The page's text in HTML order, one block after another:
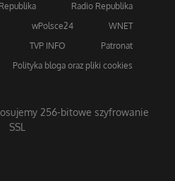
Radio Republika
wPolsce24
WNET
TVP INFO
Patronat
Polityka bloga oraz pliki cookies
256-bitowe szyfrowanie
SSL